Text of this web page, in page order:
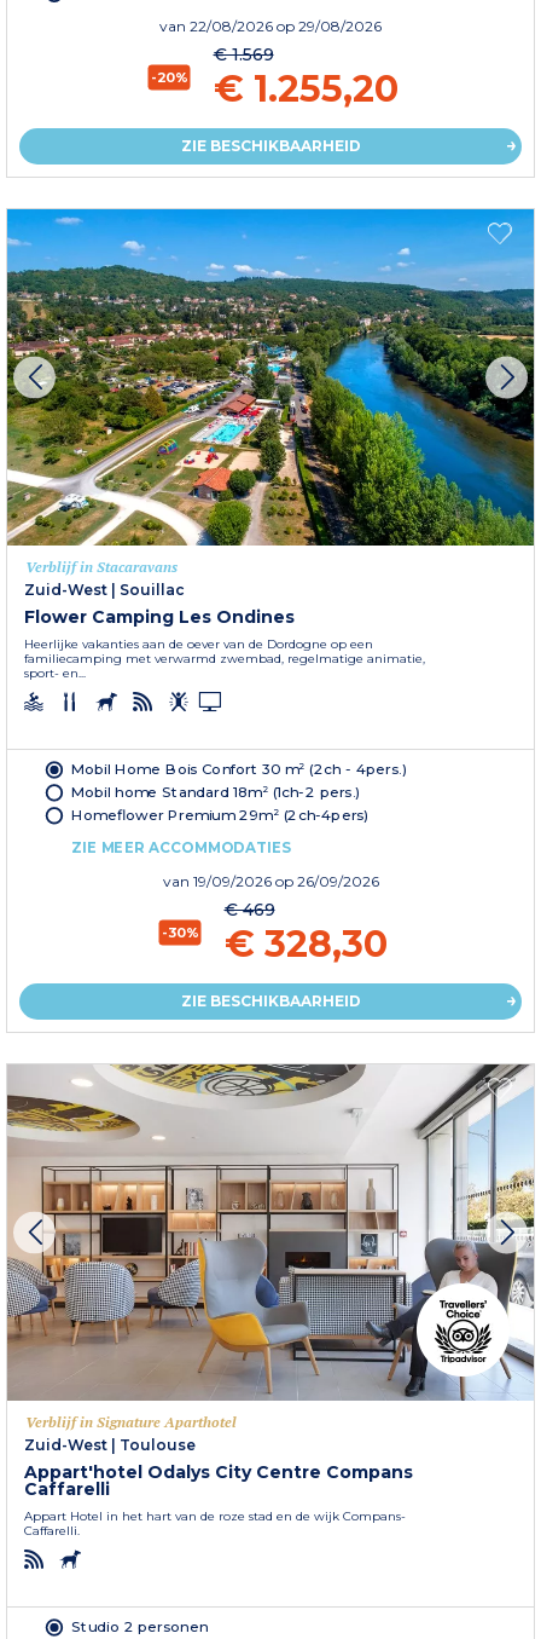
van 22/08/2026 op 29/08/2026
-20%
€ 1.569
€ 1.255,20
ZIE BESCHIKBAARHEID
Verblijf in Stacaravans
Zuid-West
Souillac
Flower Camping Les Ondines
Heerlijke vakanties aan de oever van de Dordogne op een
familiecamping met verwarmd zwembad, regelmatige animatie,
sport- en...
Mobil Home Bois Confort 30 m² (2ch - 4pers.)
Mobil home Standard 18m² (1ch-2 pers.)
Homeflower Premium 29m² (2ch-4pers)
ZIE MEER ACCOMMODATIES
van 19/09/2026 op 26/09/2026
-30%
€ 469
€ 328,30
ZIE BESCHIKBAARHEID
Verblijf in Signature Aparthotel
Zuid-West
Toulouse
Appart'hotel Odalys City Centre Compans
Caffarelli
Appart Hotel in het hart van de roze stad en de wijk Compans-
Caffarelli.
Studio 2 personen